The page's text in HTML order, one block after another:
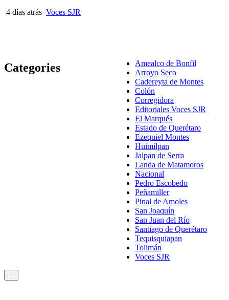
4 días atrás Voces SJR
Categories
Amealco de Bonfil
Arroyo Seco
Cadereyta de Montes
Colón
Corregidora
Editoriales Voces SJR
El Marqués
Estado de Querétaro
Ezequiel Montes
Huimilpan
Jalpan de Serra
Landa de Matamoros
Nacional
Pedro Escobedo
Peñamiller
Pinal de Amoles
San Joaquín
San Juan del Río
Santiago de Querétaro
Tequisquiapan
Tolimán
Voces SJR